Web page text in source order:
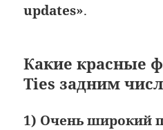
updates».
Какие красные
Ties задним
1) Очень широкий